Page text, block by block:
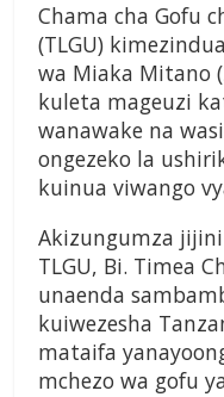
Chama cha Gofu
(TLGU)
wa Miaka Mitano
kuleta mageuzi
wanawake na
ongezeko la
kuinua viwango
Akizungumza jijini
TLGU, Bi. Timea
unaenda
kuiwezesha
mataifa
mchezo wa gofu